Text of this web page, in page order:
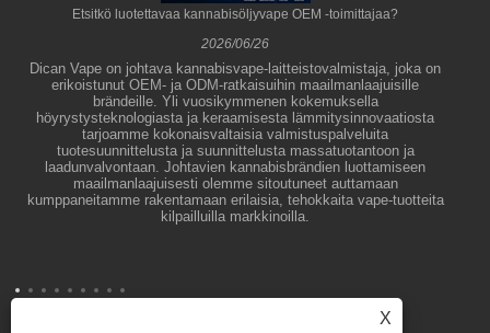
Etsitkö luotettavaa kannabisöljyvape OEM -toimittajaa?
2026/06/26
Dican Vape on johtava kannabisvape-laitteistovalmistaja, joka on
erikoistunut OEM- ja ODM-ratkaisuihin maailmanlaajuisille
brändeille. Yli vuosikymmenen kokemuksella
höyrystysteknologiasta ja keraamisesta lämmitysinnovaatiosta
tarjoamme kokonaisvaltaisia ​​valmistuspalveluita
tuotesuunnittelusta ja suunnittelusta massatuotantoon ja
laadunvalvontaan. Johtavien kannabisbrändien luottamiseen
maailmanlaajuisesti olemme sitoutuneet auttamaan
kumppaneitamme rakentamaan erilaisia, tehokkaita vape-tuotteita
kilpailluilla markkinoilla.
X